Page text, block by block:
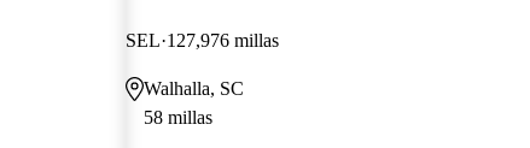
SEL 127,976 millas
Walhalla, SC
58 millas